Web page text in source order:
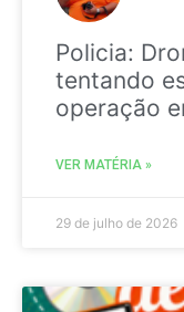
Policia:
tentando
operação
VER MATÉRIA »
29 de julho de 2026